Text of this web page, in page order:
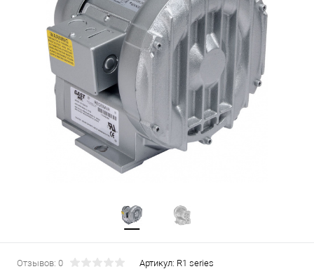
Отзывов: 0 Артикул: R1 series